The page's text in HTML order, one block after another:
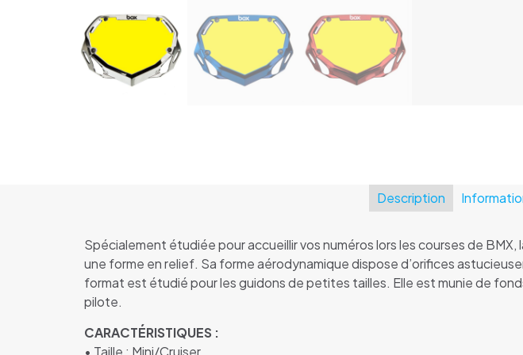
Description
Spécialement étudiée pour accueillir vos numéros lors les courses de
une forme en relief. Sa forme aérodynamique dispose d’orifices
format est étudié pour les guidons de petites tailles. Elle est munie de
pilote.
CARACTÉRISTIQUES :
• Taille : Mini/Cruiser